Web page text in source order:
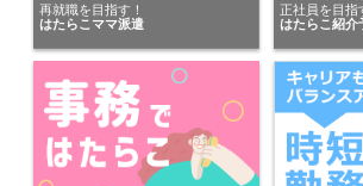
愛知県の男性が
にキニナルを送りました。
株式会社アレス岡崎
が愛知県の男性にキニナルを送りました
再就職を目指す！
はたらこママ派遣
正社員を目指
はたらこ紹介